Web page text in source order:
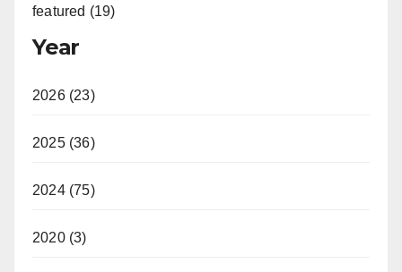
featured (19)
Year
2026 (23)
2025 (36)
2024 (75)
2020 (3)